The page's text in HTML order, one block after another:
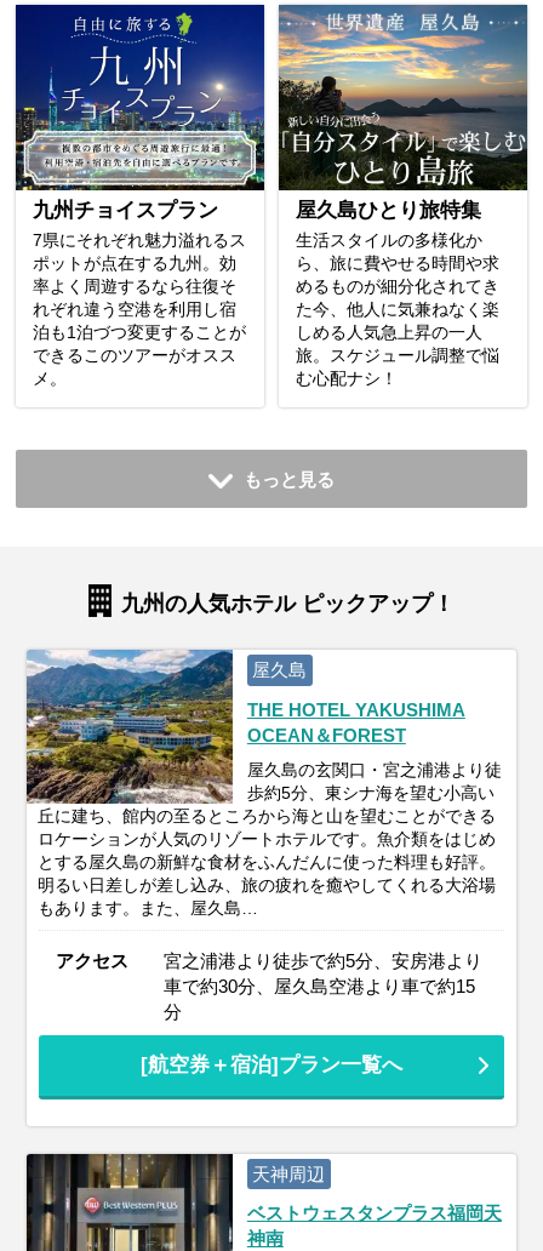
九州チョイスプラン
7県にそれぞれ魅力溢れるス
ポットが点在する九州。効
率よく周遊するなら往復そ
れぞれ違う空港を利用し宿
泊も1泊づつ変更することが
できるこのツアーがオスス
メ。
屋久島ひとり旅特集
生活スタイルの多様化か
ら、旅に費やせる時間や求
めるものが細分化されてき
た今、他人に気兼ねなく楽
しめる人気急上昇の一人
旅。スケジュール調整で悩
む心配ナシ！
もっと見る
九州の人気ホテル ピックアップ！
屋久島
THE HOTEL YAKUSHIMA
OCEAN＆FOREST
屋久島の玄関口・宮之浦港より徒
歩約5分、東シナ海を望む小高い
丘に建ち、館内の至るところから海と山を望むことができる
ロケーションが人気のリゾートホテルです。魚介類をはじめ
とする屋久島の新鮮な食材をふんだんに使った料理も好評。
明るい日差しが差し込み、旅の疲れを癒やしてくれる大浴場
もあります。また、屋久島…
アクセス
宮之浦港より徒歩で約5分、安房港より
車で約30分、屋久島空港より車で約15
分
[航空券＋宿泊]プラン一覧へ
天神周辺
ベストウェスタンプラス福岡天
神南